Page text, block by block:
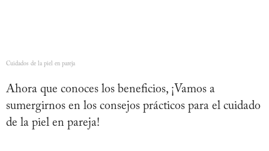
Cuidados de la piel en pareja
Ahora que conoces los beneficios, ¡Vamos a
sumergirnos en los consejos prácticos para el cuidado
de la piel en pareja!